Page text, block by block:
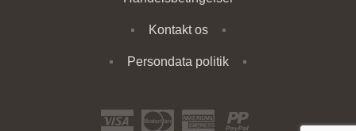
Kontakt os
Persondata politik